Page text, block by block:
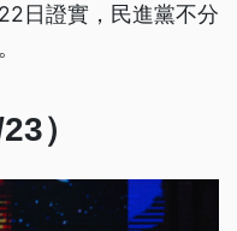
日證實，民進黨不分
）